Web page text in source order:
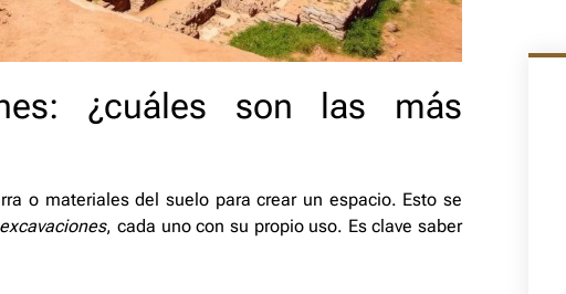
¿cuáles son las más
o materiales del suelo para crear un espacio. Esto se
, cada uno con su propio uso. Es clave saber